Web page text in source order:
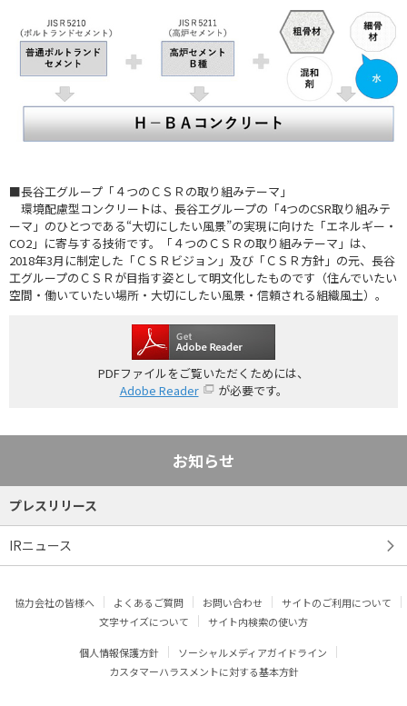
■長谷工グループ「４つのＣＳＲの取り組みテーマ」
環境配慮型コンクリートは、長谷工グループの「4つのCSR取り組みテ
ーマ」のひとつである“大切にしたい風景”の実現に向けた「エネルギー・
CO2」に寄与する技術です。「４つのＣＳＲの取り組みテーマ」は、
2018年3月に制定した「ＣＳＲビジョン」及び「ＣＳＲ方針」の元、長谷
工グループのＣＳＲが目指す姿として明文化したものです（住んでいたい
空間・働いていたい場所・大切にしたい風景・信頼される組織風土）。
PDFファイルをご覧いただくためには、
Adobe Reader
が必要です。
お知らせ
プレスリリース
IRニュース
協力会社の皆様へ よくあるご質問 お問い合わせ
サイトのご利用について
文字サイズについて
サイト内検索の使い方
個人情報保護方針
ソーシャルメディアガイドライン
カスタマーハラスメントに対する基本方針